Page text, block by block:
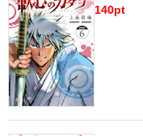
140pt